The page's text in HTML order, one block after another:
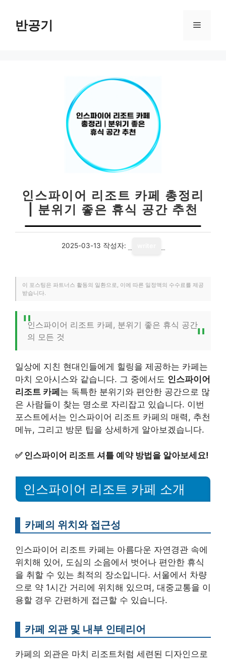
반공기 메
인스파이어 리조트 카페 총정리
| 분위기 좋은 휴식 공간 추천
2025-03-13 작성자:
이 포스팅은 파트너스 활동의 일환으로, 이에 따른 일정액의 수수료를 제공
받습니다.
인스파이어 리조트 카페, 분위기 좋은 휴식 공간
의 모든 것
일상에 지친 현대인들에게 힐링을 제공하는 카페는
마치 오아시스와 같습니다. 그 중에서도 인스파이어
리조트 카페 는 독특한 분위기와 편안한 공간으로 많
은 사람들이 찾는 명소로 자리잡고 있습니다. 이번
포스트에서는 인스파이어 리조트 카페의 매력, 추천
메뉴, 그리고 방문 팁을 상세하게 알아보겠습니다.
✅ 인스파이어 리조트 셔틀 예약 방법을 알아보세요!
인스파이어 리조트 카페 소개
카페의 위치와 접근성
인스파이어 리조트 카페는 아름다운 자연경관 속에
위치해 있어, 도심의 소음에서 벗어나 편안한 휴식
을 취할 수 있는 최적의 장소입니다. 서울에서 차량
으로 약 1시간 거리에 위치해 있으며, 대중교통을 이
용할 경우 간편하게 접근할 수 있습니다.
카페 외관 및 내부 인테리어
카페의 외관은 마치 리조트처럼 세련된 디자인으로